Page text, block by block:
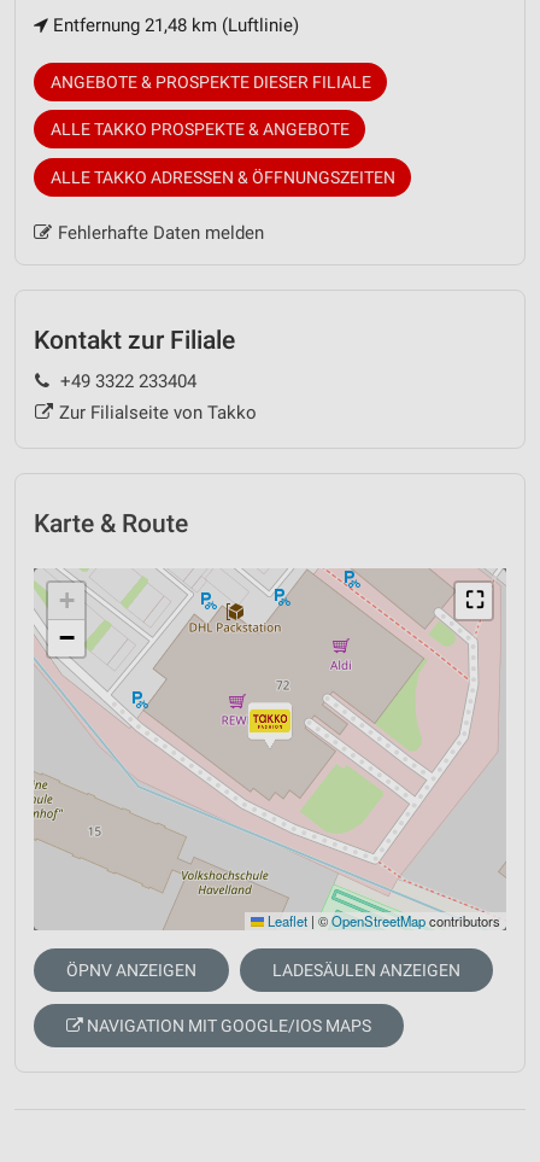
Entfernung 21,48 km (Luftlinie)
ANGEBOTE & PROSPEKTE DIESER FILIALE
ALLE TAKKO PROSPEKTE & ANGEBOTE
ALLE TAKKO ADRESSEN & ÖFFNUNGSZEITEN
Fehlerhafte Daten melden
Kontakt zur Filiale
+49 3322 233404
Zur Filialseite von Takko
Karte & Route
⛶
+
−
Leaflet | ©OpenStreetMapcontributors
ÖPNV ANZEIGEN LADESÄULEN ANZEIGEN
NAVIGATION MIT GOOGLE/IOS MAPS